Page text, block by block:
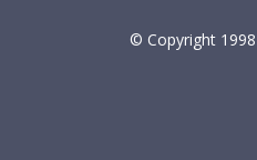
© Copyright